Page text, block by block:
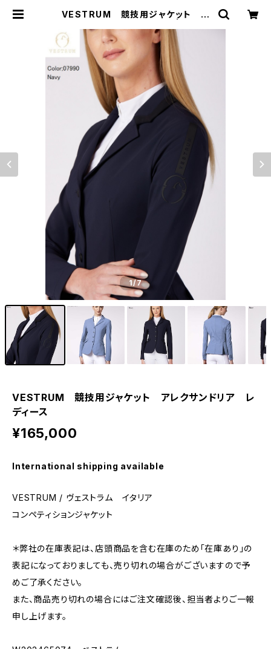
VESTRUM 競技用ジャケット ア
品 | ピアッフェ 公式オンラインショッ
プ | 通販
1/7
VESTRUM 競技用ジャケット アレクサンドリア レ
ディース
¥165,000
International shipping available
VESTRUM / ヴェストラム イタリア
コンペティションジャケット
＊弊社の在庫表記は、店頭商品を含む在庫のため「在庫あり」の
表記になっておりましても、売り切れの場合がございますので予
めご了承ください。
また、商品売り切れの場合にはご注文確認後、担当者よりご一報
申し上げます。